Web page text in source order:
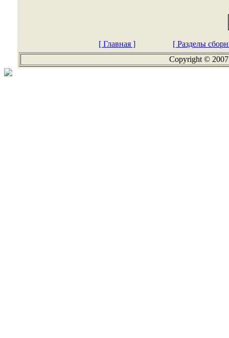
[ Главная ]
[ Разделы
Copyright ©